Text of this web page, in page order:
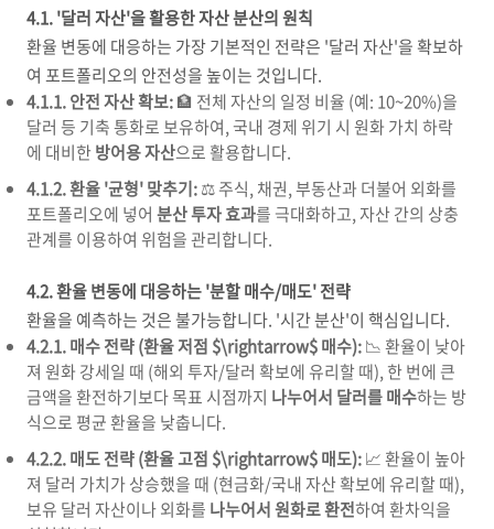
4.1. '달러 자산'을 활용한 자산 분산의 원칙
환율 변동에 대응하는 가장 기본적인 전략은 '달러 자산'을 확보하
여 포트폴리오의 안전성을 높이는 것입니다.
4.1.1. 안전 자산 확보:🏦 전체 자산의 일정 비율 (예: 10~20%)을
달러 등 기축 통화로 보유하여, 국내 경제 위기 시 원화 가치 하락
에 대비한방어용 자산으로 활용합니다.
4.1.2. 환율 '균형' 맞추기:⚖️ 주식, 채권, 부동산과 더불어 외화를
포트폴리오에 넣어 분산 투자 효과를 극대화하고, 자산 간의 상충
관계를 이용하여 위험을 관리합니다.
4.2. 환율 변동에 대응하는 '분할 매수/매도' 전략
환율을 예측하는 것은 불가능합니다. '시간 분산'이 핵심입니다.
4.2.1. 매수 전략 (환율 저점 $\rightarrow$매수):📉 환율이 낮아
져 원화 강세일 때 (해외 투자/달러 확보에 유리할 때), 한 번에 큰
금액을 환전하기보다 목표 시점까지 나누어서 달러를 매수하는 방
식으로 평균 환율을 낮춥니다.
4.2.2. 매도 전략 (환율 고점 $\rightarrow$매도):📈 환율이 높아
져 달러 가치가 상승했을 때 (현금화/국내 자산 확보에 유리할 때),
보유 달러 자산이나 외화를 나누어서 원화로 환전하여 환차익을